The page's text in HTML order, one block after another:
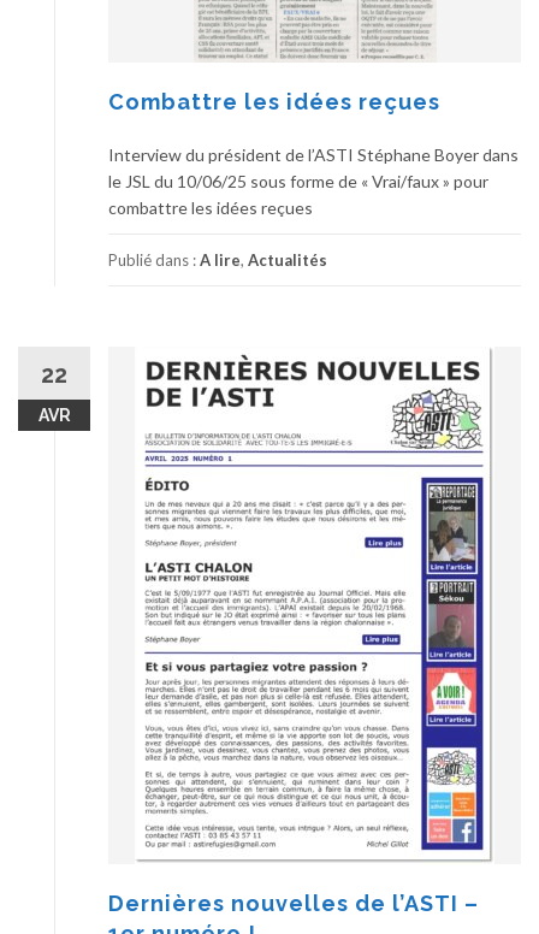
Combattre les idées reçues
Interview du président de l’ASTI Stéphane Boyer dans
le JSL du 10/06/25 sous forme de « Vrai/faux » pour
combattre les idées reçues
Publié dans :A lire, Actualités
22
AVR
Dernières nouvelles de l’ASTI –